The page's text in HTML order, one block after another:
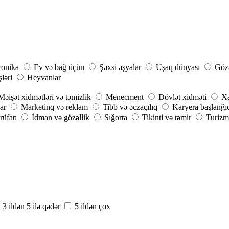
Ev və bağ üçün Şəxsi əşyalar Uşaq dünyası
Heyvanlar
xidmətləri və təmizlik Menecment Dövlət xidməti
Marketinq və reklam Tibb və əczaçılıq
Karyera
İdman və gözəllik Sığorta Tikinti və təmir
3 ildən 5 ilə qədər 5 ildən çox